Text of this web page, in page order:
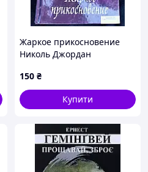
Жаркое прикосновение
Николь Джордан
150 ₴
Купити